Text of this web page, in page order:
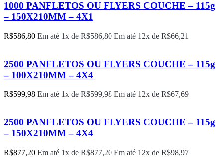
1000 PANFLETOS OU FLYERS COUCHE – 115g
– 150X210MM – 4X1
R$586,80 Em até 1x de R$586,80 Em até 12x de R$66,21
2500 PANFLETOS OU FLYERS COUCHE – 115g
– 100X210MM – 4X4
R$599,98 Em até 1x de R$599,98 Em até 12x de R$67,69
2500 PANFLETOS OU FLYERS COUCHE – 115g
– 150X210MM – 4X4
R$877,20 Em até 1x de R$877,20 Em até 12x de R$98,97